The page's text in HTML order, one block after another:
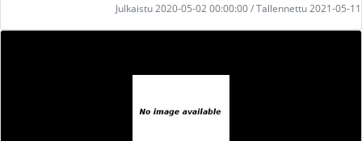
Julkaistu 2020-05-02 00:00:00 / Tallennettu 2021-05-11